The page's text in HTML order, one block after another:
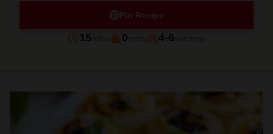
Pin Recipe
Prep
15minutes
Cook
0minutes
Servings
4-6